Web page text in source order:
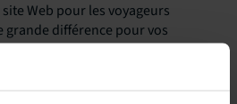
Web pour les voyageurs
différence pour vos
Environ 15% des Américains et
forme de handicap, ce qui